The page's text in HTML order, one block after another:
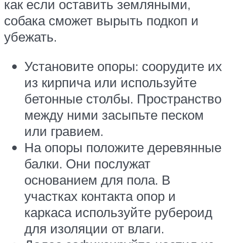
как если оставить земляными,
собака сможет вырыть подкоп и
убежать.
Установите опоры: соорудите их
из кирпича или используйте
бетонные столбы. Пространство
между ними засыпьте песком
или гравием.
На опоры положите деревянные
балки. Они послужат
основанием для пола. В
участках контакта опор и
каркаса используйте рубероид
для изоляции от влаги.